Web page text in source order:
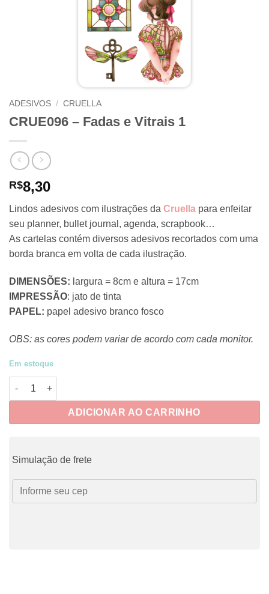
ADESIVOS / CRUELLA
CRUE096 – Fadas e Vitrais 1
R$8,30
Lindos adesivos com ilustrações da Cruella para enfeitar
seu planner, bullet journal, agenda, scrapbook…
As cartelas contém diversos adesivos recortados com uma
borda branca em volta de cada ilustração.
DIMENSÕES: largura = 8cm e altura = 17cm
IMPRESSÃO: jato de tinta
PAPEL: papel adesivo branco fosco
OBS: as cores podem variar de acordo com cada monitor.
Em estoque
CRUE096 - Fadas e Vitrais 1 quantidade
ADICIONAR AO CARRINHO
Simulação de frete